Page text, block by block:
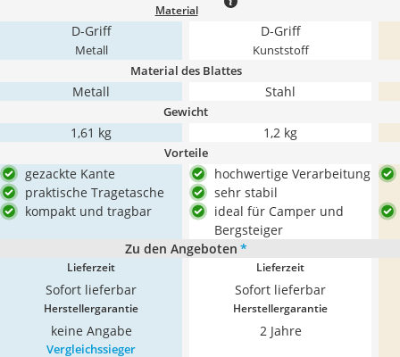
Material
D-Griff
Metall
D-Griff
Kunststoff
Material des Blattes
Metall Stahl
Gewicht
1,61 kg 1,2 kg
Vorteile
gezackte Kante
praktische Tragetasche
kompakt und tragbar
hochwertige Verarbeitung
sehr stabil
ideal für Camper und
Bergsteiger
Zu den Angeboten *
Lieferzeit
Sofort lieferbar
Lieferzeit
Sofort lieferbar
Herstellergarantie
keine Angabe
Herstellergarantie
2 Jahre
Vergleichssieger